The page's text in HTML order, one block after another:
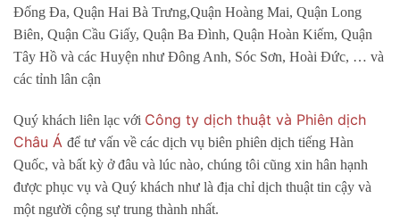
Đống Đa, Quận Hai Bà Trưng,Quận Hoàng Mai, Quận Long
Biên, Quận Cầu Giấy, Quận Ba Đình, Quận Hoàn Kiếm, Quận
Tây Hồ và các Huyện như Đông Anh, Sóc Sơn, Hoài Đức, … và
các tỉnh lân cận
Quý khách liên lạc với Công ty dịch thuật và Phiên dịch
Châu Á để tư vấn về các dịch vụ biên phiên dịch tiếng Hàn
Quốc, và bất kỳ ở đâu và lúc nào, chúng tôi cũng xin hân hạnh
được phục vụ và Quý khách như là địa chỉ dịch thuật tin cậy và
một người cộng sự trung thành nhất.